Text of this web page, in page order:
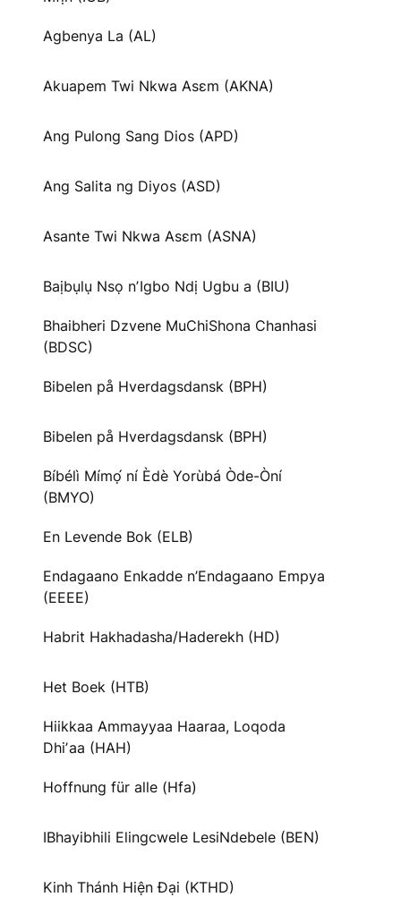
Agbenya La (AL)
Akuapem Twi Nkwa Asɛm (AKNA)
Ang Pulong Sang Dios (APD)
Ang Salita ng Diyos (ASD)
Asante Twi Nkwa Asɛm (ASNA)
Baịbụlụ Nsọ nʼIgbo Ndị Ugbu a (BIU)
Bhaibheri Dzvene MuChiShona Chanhasi
(BDSC)
Bibelen på Hverdagsdansk (BPH)
Bibelen på Hverdagsdansk (BPH)
Bíbélì Mímọ́ ní Èdè Yorùbá Òde-Òní
(BMYO)
En Levende Bok (ELB)
Endagaano Enkadde n’Endagaano Empya
(EEEE)
Habrit Hakhadasha/Haderekh (HD)
Het Boek (HTB)
Hiikkaa Ammayyaa Haaraa, Loqoda
Dhiʼaa (HAH)
Hoffnung für alle (Hfa)
IBhayibhili Elingcwele LesiNdebele (BEN)
Kinh Thánh Hiện Đại (KTHD)